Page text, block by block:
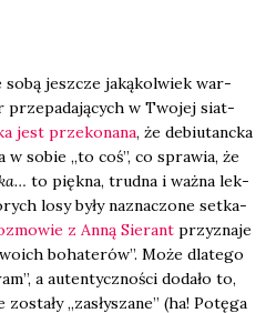
sobą jesz­cze jaką­kol­wiek war­
prze­pa­da­ją­cych w Two­jej siat­
jest prze­ko­na­na, że debiu­tanc­ka
sobie „to coś”, co spra­wia, że
to pięk­na, trud­na i waż­na lek­
losy były nazna­czo­ne set­ka­
z Anną Sie­rant przy­zna­je
boha­te­rów”. Może dla­te­go
a auten­tycz­no­ści doda­ło to,
„zasły­sza­ne” (ha! Potę­ga